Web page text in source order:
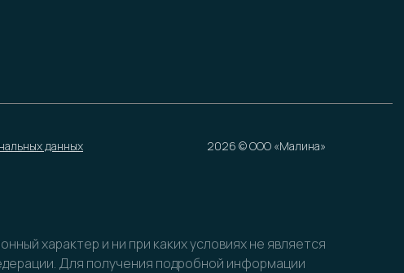
данных 2026 © ООО «Малина»
характер и ни при каких условиях не является
Для получения подробной информации